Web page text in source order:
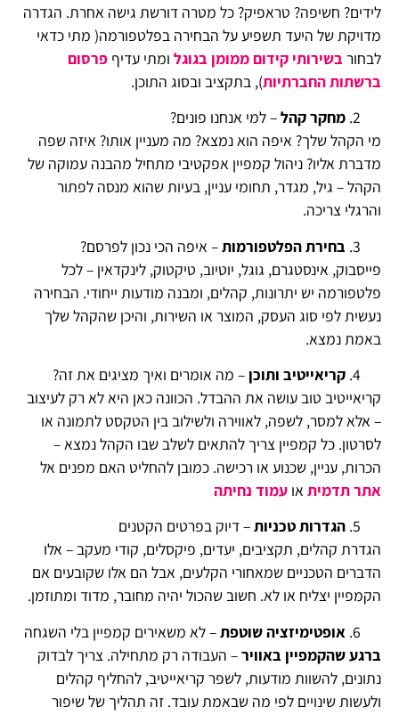
לידים? חשיפה? טראפיק? כל מטרה דורשת גישה אחרת. הגדרה
מדויקת של היעד תשפיע על הבחירה בפלטפורמה( מתי כדאי
לבחור בשירותי קידום ממומן בגוגל ומתי עדיף פרסום
ברשתות החברתיות), בתקציב ובסוג התוכן.
מחקר קהל– למי אנחנו פונים?
מי הקהל שלך? איפה הוא נמצא? מה מעניין אותו? איזה שפה
מדברת אליו? ניהול קמפיין אפקטיבי מתחיל מהבנה עמוקה של
הקהל – גיל, מגדר, תחומי עניין, בעיות שהוא מנסה לפתור
והרגלי צריכה.
בחירת הפלטפורמות– איפה הכי נכון לפרסם?
פייסבוק, אינסטגרם, גוגל, יוטיוב, טיקטוק, לינקדאין – לכל
פלטפורמה יש יתרונות, קהלים, ומבנה מודעות ייחודי. הבחירה
נעשית לפי סוג העסק, המוצר או השירות, והיכן שהקהל שלך
באמת נמצא.
קריאייטיב ותוכן – מה אומרים ואיך מציגים את זה?
קריאייטיב טוב עושה את ההבדל. הכוונה כאן היא לא רק לעיצוב
– אלא למסר, לשפה, לאווירה ולשילוב בין הטקסט לתמונה או
לסרטון. כל קמפיין צריך להתאים לשלב שבו הקהל נמצא –
הכרות, עניין, שכנוע או רכישה. כמובן להחליט האם מפנים אל
אתר תדמית או עמוד נחיתה
הגדרות טכניות– דיוק בפרטים הקטנים
הגדרת קהלים, תקציבים, יעדים, פיקסלים, קודי מעקב – אלו
הדברים הטכניים שמאחורי הקלעים, אבל הם אלו שקובעים אם
הקמפיין יצליח או לא. חשוב שהכול יהיה מחובר, מדוד ומתוזמן.
אופטימיזציה שוטפת– לא משאירים קמפיין בלי השגחה
ברגע שהקמפיין באוויר– העבודה רק מתחילה. צריך לבדוק
נתונים, להשוות מודעות, לשפר קריאייטיב, להחליף קהלים
ולעשות שינויים לפי מה שבאמת עובד. זה תהליך של שיפור